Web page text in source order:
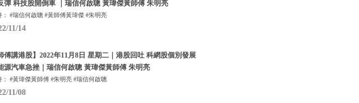
彈 科技股開倒車 ｜瑞信何啟聰 黃瑋傑黃師傅 朱明亮
： #瑞信何啟聰 #黃師傅黃瑋傑 #朱明亮
11/14
傅講港股】2022年11月8日 星期二｜港股回吐 科網股個別發展
源汽車急挫｜瑞信何啟聰 黃瑋傑黃師傅 朱明亮
： #黃瑋傑黃師傅 #朱明亮 #瑞信何啟聰
11/08